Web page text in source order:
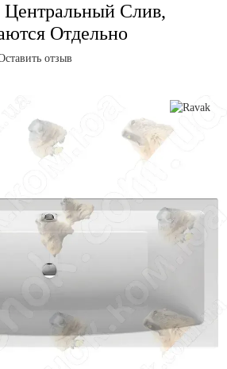
Центральный Слив,
Отдельно
отзыв